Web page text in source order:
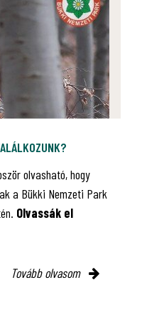
olvasható, hogy
a Bükki Nemzeti Park
Olvassák el
Tovább olvasom